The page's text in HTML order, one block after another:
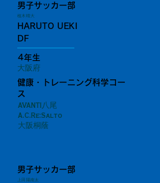
男子サッカー部
植木 晴大
HARUTO UEKI
DF
4年生
健康・トレーニング科学コー
ス
大阪府
AVANTI八尾
A.C.Re:Salto
大阪桐蔭
男子サッカー部
上田 陽南太